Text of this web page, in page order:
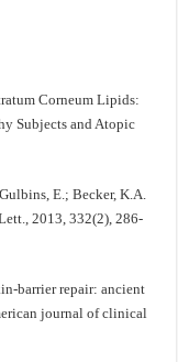
Corneum Lipids:
Subjects and Atopic
E.; Becker, K.A.
2013, 332(2), 286-
barrier repair: ancient
journal of clinical